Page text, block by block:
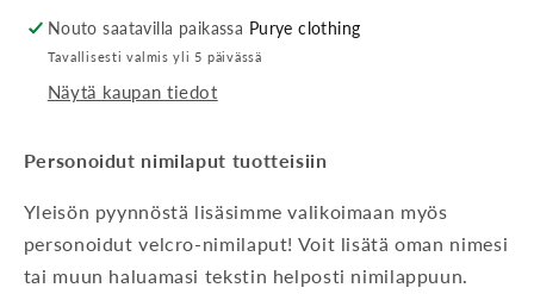
Nouto saatavilla paikassa Purye clothing
Tavallisesti valmis yli 5 päivässä
Näytä kaupan tiedot
Personoidut nimilaput tuotteisiin
Yleisön pyynnöstä lisäsimme valikoimaan myös
personoidut velcro-nimilaput! Voit lisätä oman nimesi
tai muun haluamasi tekstin helposti nimilappuun.